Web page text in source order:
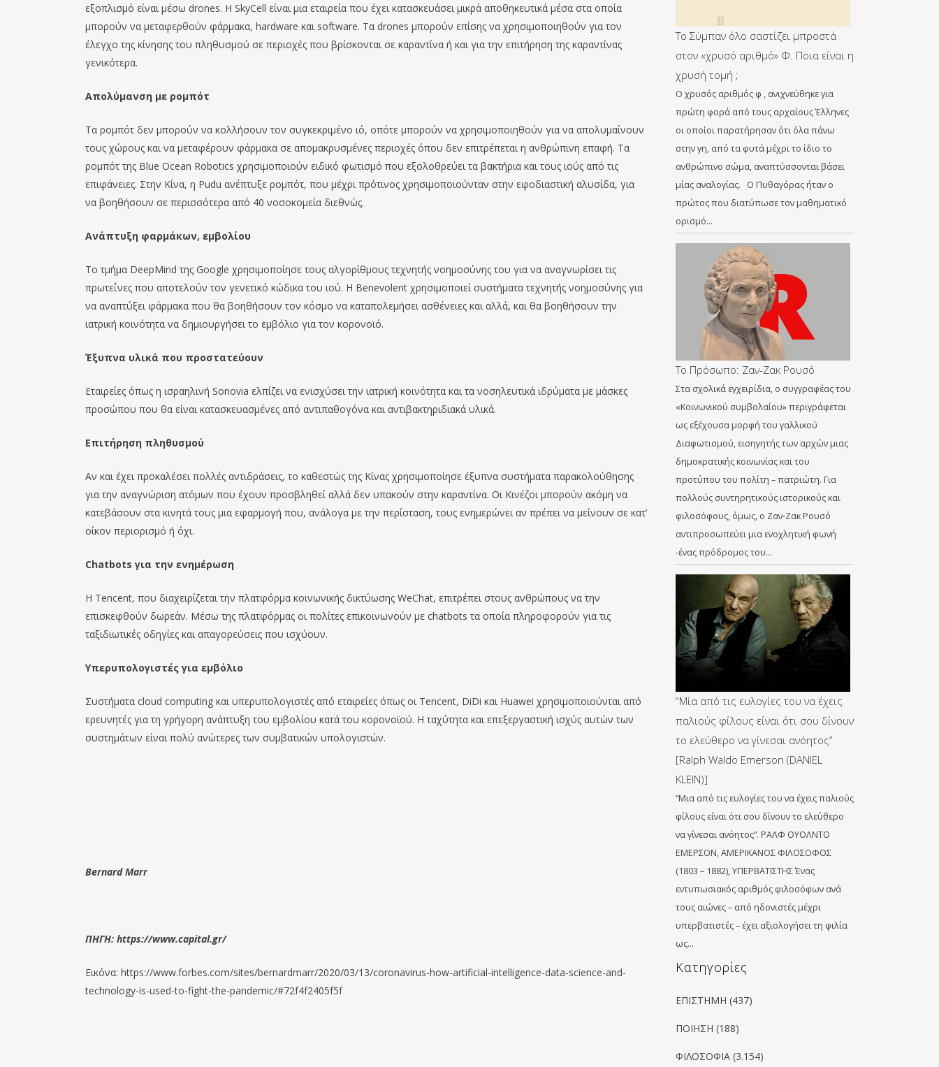
εξοπλισμό είναι μέσω drones. Η SkyCell είναι μια εταιρεία που έχει κατασκευάσει μικρά αποθηκευτικά μέσα στα οποία
μπορούν να μεταφερθούν φάρμακα, hardware και software. Τα drones μπορούν επίσης να χρησιμοποιηθούν για τον
έλεγχο της κίνησης του πληθυσμού σε περιοχές που βρίσκονται σε καραντίνα ή και για την επιτήρηση της καραντίνας
γενικότερα.
Απολύμανση με ρομπότ
Τα ρομπότ δεν μπορούν να κολλήσουν τον συγκεκριμένο ιό, οπότε μπορούν να χρησιμοποιηθούν για να απολυμαίνουν
τους χώρους και να μεταφέρουν φάρμακα σε απομακρυσμένες περιοχές όπου δεν επιτρέπεται η ανθρώπινη επαφή. Τα
ρομπότ της Blue Ocean Robotics χρησιμοποιούν ειδικό φωτισμό που εξολοθρεύει τα βακτήρια και τους ιούς από τις
επιφάνειες. Στην Κίνα, η Pudu ανέπτυξε ρομπότ, που μέχρι πρότινος χρησιμοποιούνταν στην εφοδιαστική αλυσίδα, για
να βοηθήσουν σε περισσότερα από 40 νοσοκομεία διεθνώς.
Ανάπτυξη φαρμάκων, εμβολίου
Το τμήμα DeepMind της Google χρησιμοποίησε τους αλγορίθμους τεχνητής νοημοσύνης του για να αναγνωρίσει τις
πρωτεΐνες που αποτελούν τον γενετικό κώδικα του ιού. Η Benevolent χρησιμοποιεί συστήματα τεχνητής νοημοσύνης για
να αναπτύξει φάρμακα που θα βοηθήσουν τον κόσμο να καταπολεμήσει ασθένειες και αλλά, και θα βοηθήσουν την
ιατρική κοινότητα να δημιουργήσει το εμβόλιο για τον κορονοϊό.
Έξυπνα υλικά που προστατεύουν
Εταιρείες όπως η ισραηλινή Sonovia ελπίζει να ενισχύσει την ιατρική κοινότητα και τα νοσηλευτικά ιδρύματα με μάσκες
προσώπου που θα είναι κατασκευασμένες από αντιπαθογόνα και αντιβακτηριδιακά υλικά.
Επιτήρηση πληθυσμού
Αν και έχει προκαλέσει πολλές αντιδράσεις, το καθεστώς της Κίνας χρησιμοποίησε έξυπνα συστήματα παρακολούθησης
για την αναγνώριση ατόμων που έχουν προσβληθεί αλλά δεν υπακούν στην καραντίνα. Οι Κινέζοι μπορούν ακόμη να
κατεβάσουν στα κινητά τους μια εφαρμογή που, ανάλογα με την περίσταση, τους ενημερώνει αν πρέπει να μείνουν σε κατ’
οίκον περιορισμό ή όχι.
Chatbots για την ενημέρωση
Η Tencent, που διαχειρίζεται την πλατφόρμα κοινωνικής δικτύωσης WeChat, επιτρέπει στους ανθρώπους να την
επισκεφθούν δωρεάν. Μέσω της πλατφόρμας οι πολίτες επικοινωνούν με chatbots τα οποία πληροφορούν για τις
ταξιδιωτικές οδηγίες και απαγορεύσεις που ισχύουν.
Υπερυπολογιστές για εμβόλιο
Συστήματα cloud computing και υπερυπολογιστές από εταιρείες όπως οι Tencent, DiDi και Huawei χρησιμοποιούνται από
ερευνητές για τη γρήγορη ανάπτυξη του εμβολίου κατά του κορονοϊού. Η ταχύτητα και επεξεργαστική ισχύς αυτών των
συστημάτων είναι πολύ ανώτερες των συμβατικών υπολογιστών.
Bernard Marr
ΠΗΓΗ: https://www.capital.gr/
Εικόνα: https://www.forbes.com/sites/bernardmarr/2020/03/13/coronavirus-how-artificial-intelligence-data-science-and-
technology-is-used-to-fight-the-pandemic/#72f4f2405f5f
Το Σύμπαν όλο σαστίζει μπροστά
στον «χρυσό αριθμό» Φ. Ποια είναι η
χρυσή τομή ;
Ο χρυσός αριθμός φ , ανιχνεύθηκε για
πρώτη φορά από τους αρχαίους Έλληνες
οι οποίοι παρατήρησαν ότι όλα πάνω
στην γη, από τα φυτά μέχρι το ίδιο το
ανθρώπινο σώμα, αναπτύσσονται βάσει
μίας αναλογίας. Ο Πυθαγόρας ήταν ο
πρώτος που διατύπωσε τον μαθηματικό
ορισμό…
Το Πρόσωπο: Ζαν-Ζακ Ρουσό
Στα σχολικά εγχειρίδια, ο συγγραφέας του
«Κοινωνικού συμβολαίου» περιγράφεται
ως εξέχουσα μορφή του γαλλικού
Διαφωτισμού, εισηγητής των αρχών μιας
δημοκρατικής κοινωνίας και του
προτύπου του πολίτη – πατριώτη. Για
πολλούς συντηρητικούς ιστορικούς και
φιλοσόφους, όμως, ο Ζαν-Ζακ Ρουσό
αντιπροσωπεύει μια ενοχλητική φωνή
-ένας πρόδρομος του…
“Μία από τις ευλογίες του να έχεις
παλιούς φίλους είναι ότι σου δίνουν
το ελεύθερο να γίνεσαι ανόητος”
[Ralph Waldo Emerson (DANIEL
KLEIN)]
“Μια από τις ευλογίες του να έχεις παλιούς
φίλους είναι ότι σου δίνουν το ελεύθερο
να γίνεσαι ανόητος”. ΡΑΛΦ ΟΥΟΛΝΤΟ
ΕΜΕΡΣΟΝ, ΑΜΕΡΙΚΑΝΟΣ ΦΙΛΟΣΟΦΟΣ
(1803 – 1882), ΥΠΕΡΒΑΤΙΣΤΗΣ Ένας
εντυπωσιακός αριθμός φιλοσόφων ανά
τους αιώνες – από ηδονιστές μέχρι
υπερβατιστές – έχει αξιολογήσει τη φιλία
ως…
Kατηγορίες
ΕΠΙΣΤΗΜΗ (437)
ΠΟΙΗΣΗ (188)
ΦΙΛΟΣΟΦΙΑ (3.154)